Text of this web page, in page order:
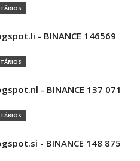
- BINANCE 146569
- BINANCE 137 071
- BINANCE 148 875